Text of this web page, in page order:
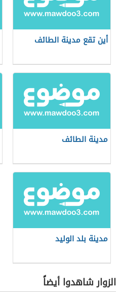
أين تقع مدينة الطائف
مدينة الطائف
مدينة بلد الوليد
الزوار شاهدوا أيضاً